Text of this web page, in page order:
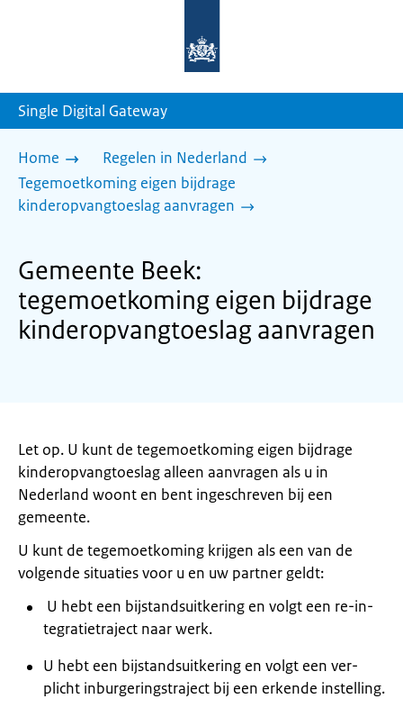
homepage
Single Digital Gateway
Home
Regelen in Nederland
Tegemoetkoming eigen bijdrage
kinderopvangtoeslag aanvragen
Gemeente Beek:
tegemoetkoming eigen bijdrage
kinderopvangtoeslag aanvragen
Let op. U kunt de tegemoetkoming eigen bijdrage
kinderopvangtoeslag alleen aanvragen als u in
Nederland woont en bent ingeschreven bij een
gemeente.
U kunt de tegemoetkoming krijgen als een van de
volgende situaties voor u en uw partner geldt:
U hebt een bij­stands­uit­ke­ring en volgt een re-in­
te­gra­tie­tra­ject naar werk.
U hebt een bij­stands­uit­ke­ring en volgt een ver­
plicht in­bur­ge­ringstra­ject bij een er­ken­de in­stel­ling.